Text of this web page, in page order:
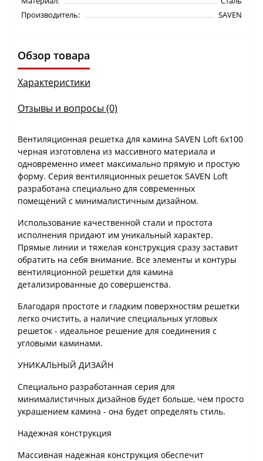
Производитель:
SAVEN
Обзор товара
Характеристики
Отзывы и вопросы (0)
Вентиляционная решетка для камина SAVEN Loft 6х100
черная изготовлена ​​из массивного материала и
одновременно имеет максимально прямую и простую
форму. Серия вентиляционных решеток SAVEN Loft
разработана специально для современных
помещений с минималистичным дизайном.
Использование качественной стали и простота
исполнения придают им уникальный характер.
Прямые линии и тяжелая конструкция сразу заставит
обратить на себя внимание. Все элементы и контуры
вентиляционной решетки для камина
детализированные до совершенства.
Благодаря простоте и гладким поверхностям решетки
легко очистить, а наличие специальных угловых
решеток - идеальное решение для соединения с
угловыми каминами.
УНИКАЛЬНЫЙ ДИЗАЙН
Специально разработанная серия для
минималистичных дизайнов будет больше, чем просто
украшением камина - она ​​будет определять стиль.
Надежная конструкция
Массивная надежная конструкция обеспечит